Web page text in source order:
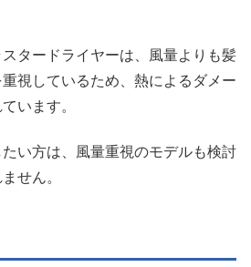
タードライヤーは、風量よりも髪
視しているため、熱によるダメー
います。
い方は、風量重視のモデルも検討
せん。